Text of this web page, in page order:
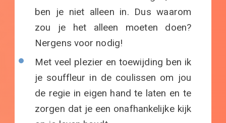
ben je niet alleen in. Dus waarom
zou je het alleen moeten doen?
Nergens voor nodig!
Met veel plezier en toewijding ben ik
je souffleur in de coulissen om jou
de regie in eigen hand te laten en te
zorgen dat je een onafhankelijke kijk